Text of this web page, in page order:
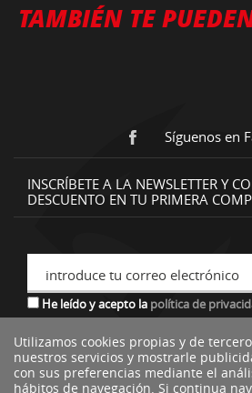
TAMBIÉN TE
Síguenos en
INSCRÍBETE A LA NEWSLETTER Y
DESCUENTO EN TU PRIMERA
introduce tu correo electrónico
He leído y acepto la política de
*descuento no acumulable a otras ofertas o
Utilizamos cookies propias y de
nuestros servicios y mostrarle
con sus preferencias mediante el
hábitos de navegación. Si continua